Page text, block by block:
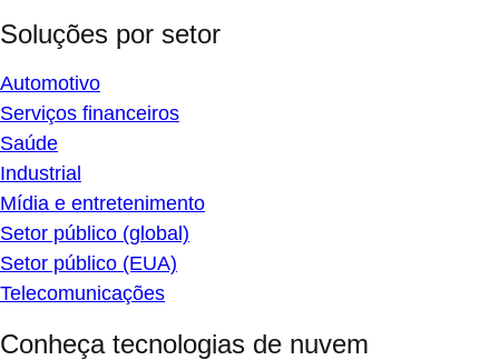
Soluções por setor
Automotivo
Serviços financeiros
Saúde
Industrial
Mídia e entretenimento
Setor público (global)
Setor público (EUA)
Telecomunicações
Conheça tecnologias de nuvem